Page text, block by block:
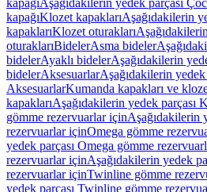
kapağıAşağıdakilerin yedek parçası
kapağıKlozet kapaklarıAşağıdakilerin
kapaklarıKlozet oturakları
oturaklarıBidelerAsma bideler
bidelerAyaklı bidelerAşağıdakilerin
bidelerAksesuarlarAşağıdakilerin yedek
AksesuarlarKumanda kapakları ve
kapaklarıAşağıdakilerin yedek parçası
gömme rezervuarlar içinAşağıdakilerin
rezervuarlar içinOmega gömme
yedek parçası Omega gömme
rezervuarlar içinAşağıdakilerin yedek
rezervuarlar içinTwinline gömme
yedek parçası Twinline gömme